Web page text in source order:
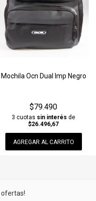
Mochila Ocn Dual Imp Negro
$79.490
3 cuotas sin interés de
$26.496,67
AGREGAR AL CARRITO
ofertas!